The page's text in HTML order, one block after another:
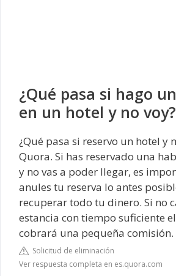
¿Qué pasa si hago
en un hotel y no voy?
¿Qué pasa si reservo un hotel y
Quora. Si has reservado una
y no vas a poder llegar, es
anules tu reserva lo antes
recuperar todo tu dinero. Si no
estancia con tiempo suficiente
cobrará una pequeña comisión.
Solicitud de eliminación
Ver respuesta completa en es.quora.com